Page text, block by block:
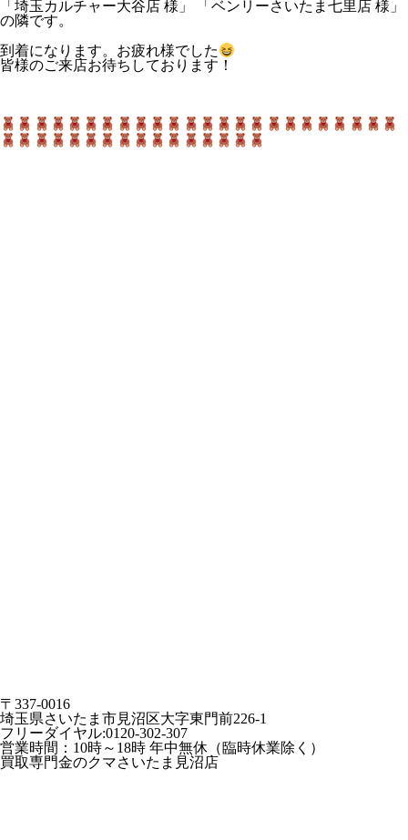
「埼玉カルチャー大谷店 様」 「ベンリーさいたま七里店 様」
の隣です。
到着になります。お疲れ様でした
皆様のご来店お待ちしております！
〒337-0016
埼玉県さいたま市見沼区大字東門前226-1
フリーダイヤル:0120-302-307
営業時間：10時～18時 年中無休（臨時休業除く）
買取専門金のクマさいたま見沼店